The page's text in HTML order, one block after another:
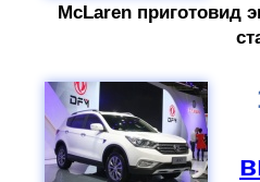
McLaren приготовид